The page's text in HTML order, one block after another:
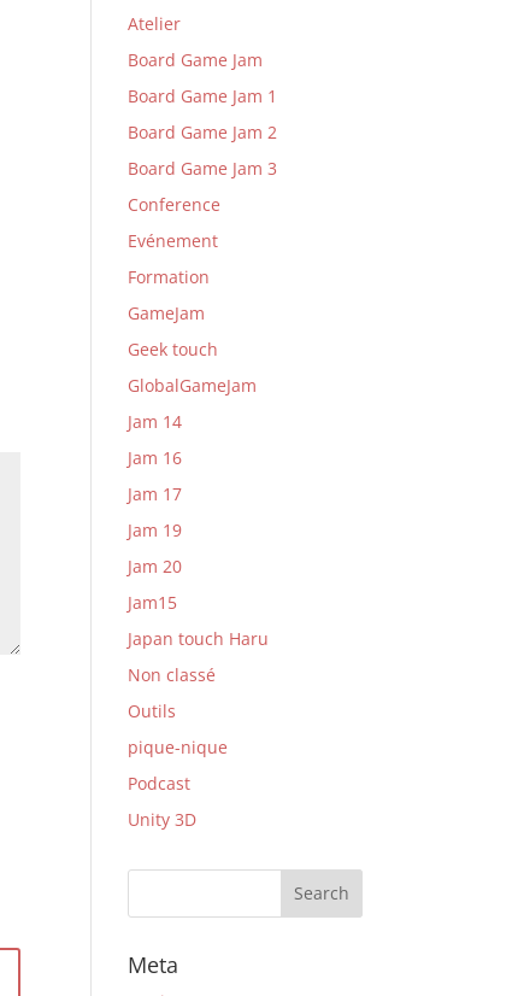
Atelier
Board Game Jam
Board Game Jam 1
Board Game Jam 2
Board Game Jam 3
Conference
Evénement
Formation
GameJam
Geek touch
GlobalGameJam
Jam 14
Jam 16
Jam 17
Jam 19
Jam 20
Jam15
Japan touch Haru
Non classé
Outils
pique-nique
Podcast
Unity 3D
Meta